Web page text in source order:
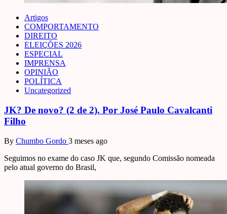
Artigos
COMPORTAMENTO
DIREITO
ELEIÇÕES 2026
ESPECIAL
IMPRENSA
OPINIÃO
POLÍTICA
Uncategorized
JK? De novo? (2 de 2). Por José Paulo Cavalcanti
Filho
By Chumbo Gordo 3 meses ago
Seguimos no exame do caso JK que, segundo Comissão nomeada
pelo atual governo do Brasil,